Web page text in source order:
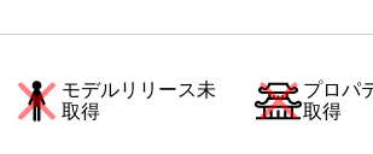
モデルリリース未
取得
プロパ
取得